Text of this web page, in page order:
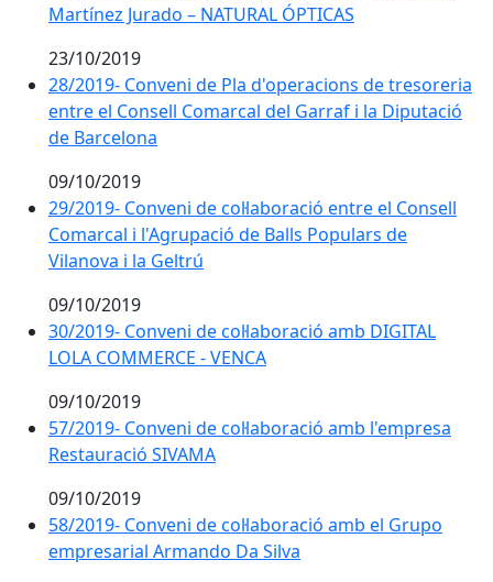
Martínez Jurado – NATURAL ÓPTICAS
23/10/2019
28/2019- Conveni de Pla d'operacions de tresoreria
entre el Consell Comarcal del Garraf i la Diputació
de Barcelona
09/10/2019
29/2019- Conveni de col·laboració entre el Consell
Comarcal i l'Agrupació de Balls Populars de
Vilanova i la Geltrú
09/10/2019
30/2019- Conveni de col·laboració amb DIGITAL
LOLA COMMERCE - VENCA
09/10/2019
57/2019- Conveni de col·laboració amb l'empresa
Restauració SIVAMA
09/10/2019
58/2019- Conveni de col·laboració amb el Grupo
empresarial Armando Da Silva